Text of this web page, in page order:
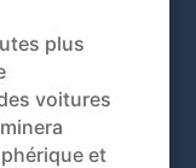
plus
voitures
et